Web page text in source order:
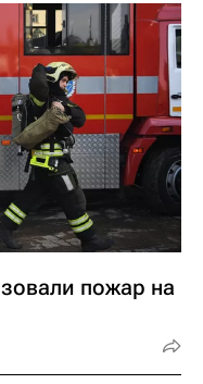
пожар на